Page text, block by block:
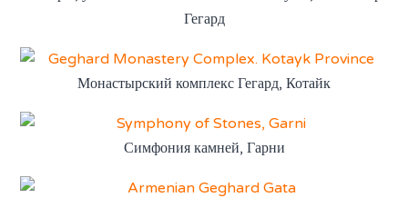
Гегард
Монастырский комплекс Гегард, Котайк
Симфония камней, Гарни